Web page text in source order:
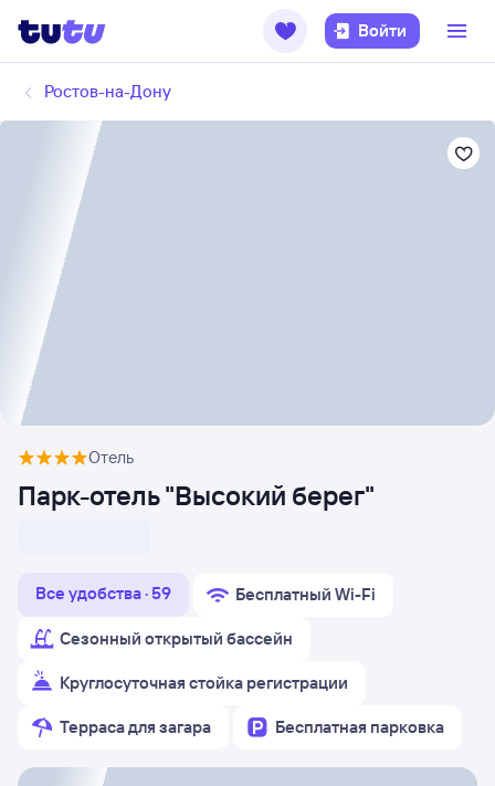
Войти
Ростов-на-Дону
Отель
Парк-отель "Высокий берег"
Все удобства · 59 Бесплатный Wi-Fi
Сезонный открытый бассейн
Круглосуточная стойка регистрации
Терраса для загара Бесплатная парковка